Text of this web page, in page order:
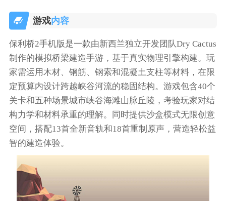
游戏内容
保利桥2手机版是一款由新西兰独立开发团队Dry Cactus
制作的模拟桥梁建造手游，基于真实物理引擎构建。玩
家需运用木材、钢筋、钢索和混凝土支柱等材料，在限
定预算内设计跨越峡谷河流的稳固结构。游戏包含40个
关卡和五种场景城市峡谷海滩山脉丘陵，考验玩家对结
构力学和材料承重的理解。同时提供沙盒模式无限创意
空间，搭配13首全新音轨和18首重制原声，营造轻松益
智的建造体验。